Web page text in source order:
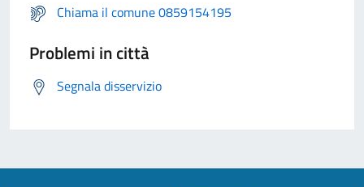
Chiama il comune 0859154195
Problemi in città
Segnala disservizio